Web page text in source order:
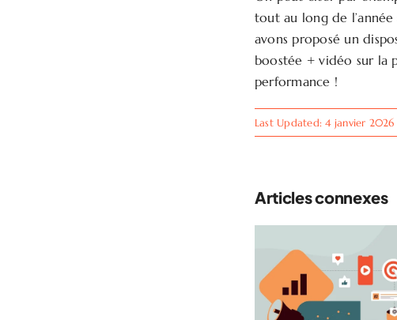
tout au long de
avons proposé un
boostée + vidéo sur
performance !
Last Updated: 4 janvier 2026
Articles connexes